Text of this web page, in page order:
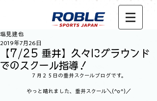
【7/25 垂井】久々にグラウンド
でのスクール指導！
塩見建也
2019年7月26日
７月２５日の垂井スクールブログです。
やっと晴れました、垂井スクール＼(^o^)／